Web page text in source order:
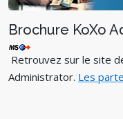
Brochure KoXo
Retrouvez sur le site
Administrator. Les